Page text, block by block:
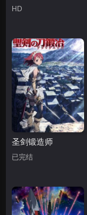
HD
圣剑锻造师
已完结